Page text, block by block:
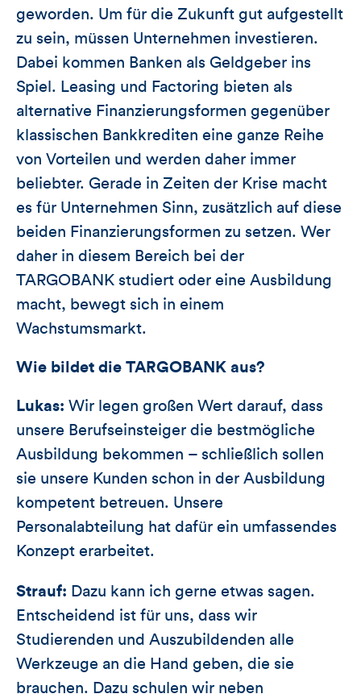
geworden. Um für die Zukunft gut aufgestellt
zu sein, müssen Unternehmen investieren.
Dabei kommen Banken als Geldgeber ins
Spiel. Leasing und Factoring bieten als
alternative Finanzierungsformen gegenüber
klassischen Bankkrediten eine ganze Reihe
von Vorteilen und werden daher immer
beliebter. Gerade in Zeiten der Krise macht
es für Unternehmen Sinn, zusätzlich auf diese
beiden Finanzierungsformen zu setzen. Wer
daher in diesem Bereich bei der
TARGOBANK studiert oder eine Ausbildung
macht, bewegt sich in einem
Wachstumsmarkt.
Wie bildet die TARGOBANK aus?
Lukas: Wir legen großen Wert darauf, dass
unsere Berufseinsteiger die bestmögliche
Ausbildung bekommen – schließlich sollen
sie unsere Kunden schon in der Ausbildung
kompetent betreuen. Unsere
Personalabteilung hat dafür ein umfassendes
Konzept erarbeitet.
Strauf: Dazu kann ich gerne etwas sagen.
Entscheidend ist für uns, dass wir
Studierenden und Auszubildenden alle
Werkzeuge an die Hand geben, die sie
brauchen. Dazu schulen wir neben